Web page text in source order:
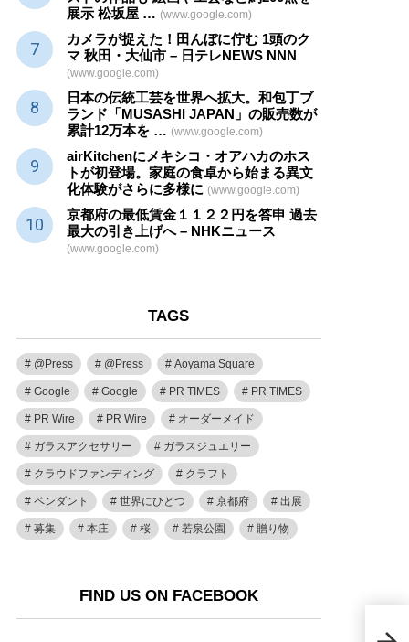
ド
展示 松坂屋 … (www.google.com)
カメラが捉えた！田んぼに佇む 1頭のク
マ 秋田・大仙市 – 日テレNEWS NNN
(www.google.com)
日本の伝統工芸を世界へ拡大。和包丁ブ
ランド「MUSASHI JAPAN」の販売数が
累計12万本を … (www.google.com)
airKitchenにメキシコ・オアハカのホス
トが初登場。家庭の食卓から始まる異文
化体験がさらに多様に (www.google.com)
京都府の最低賃金１１２２円を答申 過去
最大の引き上げへ – NHKニュース
(www.google.com)
TAGS
@Press @Press Aoyama Square
Google Google PR TIMES PR TIMES
PR Wire PR Wire オーダーメイド
ガラスアクセサリー ガラスジュエリー
クラウドファンディング クラフト
ペンダント 世界にひとつ 京都府 出展
募集 本庄 桜 若泉公園 贈り物
FIND US ON FACEBOOK